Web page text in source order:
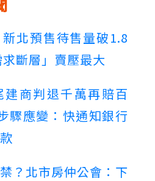
北預售待售量破1.8
斷層」賣壓最大
建商判退千萬再賠百
驟應變：快通知銀行
？北市房仲公會：下